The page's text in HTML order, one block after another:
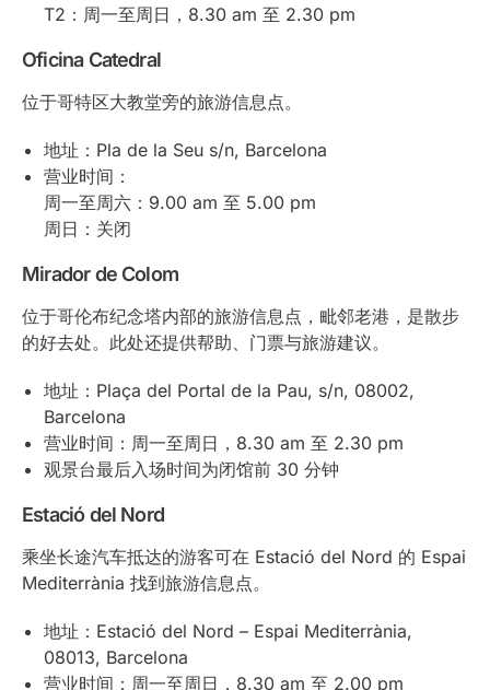
T2：周一至周日，8.30 am 至 2.30 pm
Oficina Catedral
位于哥特区大教堂旁的旅游信息点。
地址：Pla de la Seu s/n, Barcelona
营业时间：
周一至周六：9.00 am 至 5.00 pm
周日：关闭
Mirador de Colom
位于哥伦布纪念塔内部的旅游信息点，毗邻老港，是散步
的好去处。此处还提供帮助、门票与旅游建议。
地址：Plaça del Portal de la Pau, s/n, 08002,
Barcelona
营业时间：周一至周日，8.30 am 至 2.30 pm
观景台最后入场时间为闭馆前 30 分钟
Estació del Nord
乘坐长途汽车抵达的游客可在 Estació del Nord 的 Espai
Mediterrània 找到旅游信息点。
地址：Estació del Nord – Espai Mediterrània,
08013, Barcelona
营业时间：周一至周日，8.30 am 至 2.00 pm